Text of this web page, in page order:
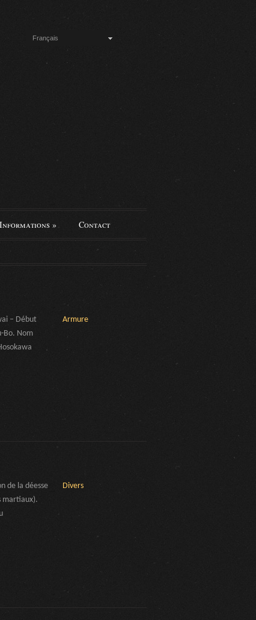
Français
Informations » Contact
Armure
– Début
Bo. Nom
Divers
de la déesse
martiaux).